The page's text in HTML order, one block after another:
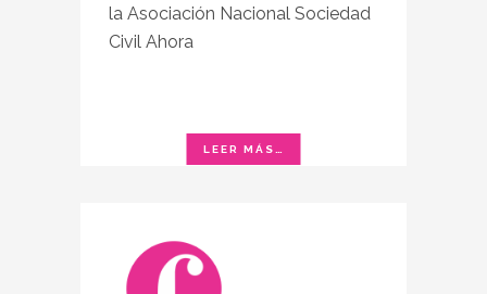
la Asociación Nacional Sociedad
Civil Ahora